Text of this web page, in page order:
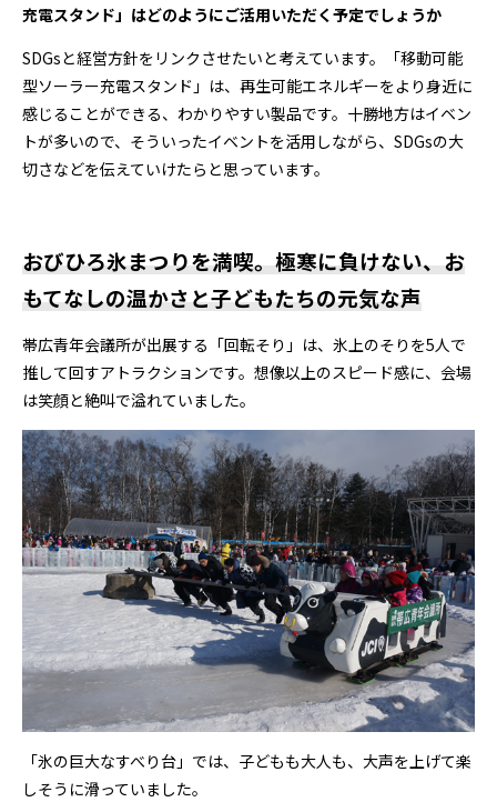
充電スタンド」はどのようにご活用いただく予定でしょうか
SDGsと経営方針をリンクさせたいと考えています。「移動可能
型ソーラー充電スタンド」は、再生可能エネルギーをより身近に
感じることができる、わかりやすい製品です。十勝地方はイベン
トが多いので、そういったイベントを活用しながら、SDGsの大
切さなどを伝えていけたらと思っています。
おびひろ氷まつりを満喫。極寒に負けない、お
もてなしの温かさと子どもたちの元気な声
帯広青年会議所が出展する「回転そり」は、氷上のそりを5人で
推して回すアトラクションです。想像以上のスピード感に、会場
は笑顔と絶叫で溢れていました。
「氷の巨大なすべり台」では、子どもも大人も、大声を上げて楽
しそうに滑っていました。